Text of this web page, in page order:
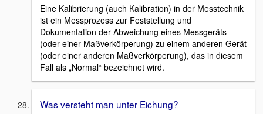
Eine Kalibrierung (auch Kalibration) in der Messtechnik
ist ein Messprozess zur Feststellung und
Dokumentation der Abweichung eines Messgeräts
(oder einer Maßverkörperung) zu einem anderen Gerät
(oder einer anderen Maßverkörperung), das in diesem
Fall als „Normal“ bezeichnet wird.
Was versteht man unter Eichung?